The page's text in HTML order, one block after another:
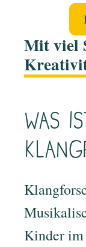
Mit viel
Was
Kinder im